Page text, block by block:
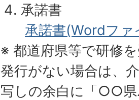
承諾書
承諾書(Wordファ
※ 都道府県等で研修
発行がない場合は、
写しの余白に「○○